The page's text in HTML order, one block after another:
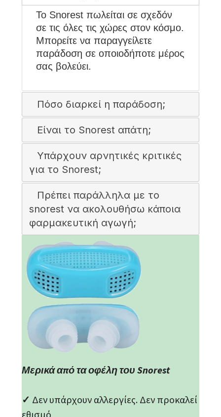
Το Snorest πωλείται σε σχεδόν
σε τις όλες τις χώρες στον κόσμο.
Μπορείτε να παραγγείλετε
παράδοση σε οποιοδήποτε μέρος
σας βολεύει.
Πόσο διαρκεί η παράδοση;
Είναι το Snorest απάτη;
Υπάρχουν αρνητικές κριτικές
για το Snorest;
Πρέπει παράλληλα με το
snorest να ακολουθήσω κάποια
φαρμακευτική αγωγή;
Μερικά από τα οφέλη του Snorest
✓ Δεν υπάρχουν αλλεργίες. Δεν προκαλεί
εθισμό